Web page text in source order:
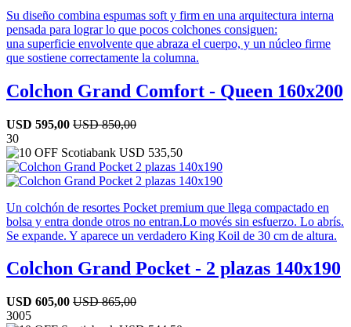
Su diseño combina espumas soft y firm en una arquitectura interna
pensada para lograr lo que pocos colchones consiguen:
una superficie envolvente que abraza el cuerpo, y un núcleo firme
que sostiene correctamente la columna.
Colchon Grand Comfort - Queen 160x200
USD 595,00 USD 850,00
30
USD 535,50
Un colchón de resortes Pocket premium que llega compactado en
bolsa y entra donde otros no entran.Lo movés sin esfuerzo. Lo abrís.
Se expande. Y aparece un verdadero King Koil de 30 cm de altura.
Colchon Grand Pocket - 2 plazas 140x190
USD 605,00 USD 865,00
3005